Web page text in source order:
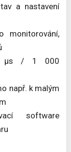
a nastavení
monitorování,
μs / 1 000
např. k malým
software